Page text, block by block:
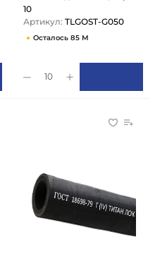
10
Артикул: TLGOST-G050
Осталось 85 М
10